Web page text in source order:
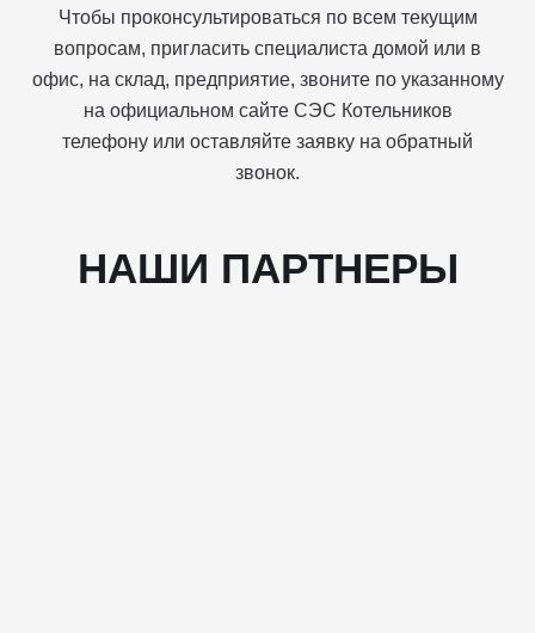
Чтобы проконсультироваться по всем текущим
вопросам, пригласить специалиста домой или в
офис, на склад, предприятие, звоните по указанному
на официальном сайте СЭС Котельников
телефону или оставляйте заявку на обратный
звонок.
НАШИ ПАРТНЕРЫ